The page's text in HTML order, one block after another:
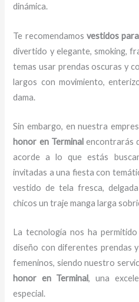
dinámica.
Te recomendamos vestidos
divertido y elegante, smoking,
temas usar prendas oscuras y
largos con movimiento,
dama.
Sin embargo, en nuestra
honor en Terminal encontrarás
acorde a lo que estás
invitadas a una fiesta con
vestido de tela fresca,
chicos un traje manga larga
La tecnología nos ha
diseño con diferentes prendas
femeninos, siendo nuestro
honor en Terminal, una
especial.